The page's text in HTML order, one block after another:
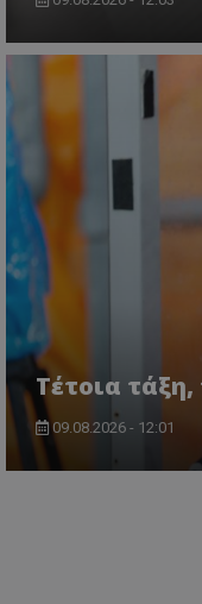
Τέτοια
09.08.2026 - 12:01